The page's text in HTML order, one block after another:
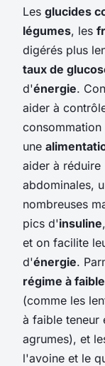
Les glucides
légumes, les
digérés plus
taux de
d'énergie.
aider à
une
aider à
abdominales,
nombreuses
pics d'insuline
et on facilite
d'énergie.
régime à
(comme les
à faible teneur
agrumes), et
l'avoine et le